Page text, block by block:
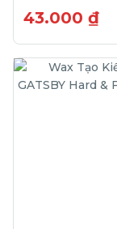
43.000 ₫